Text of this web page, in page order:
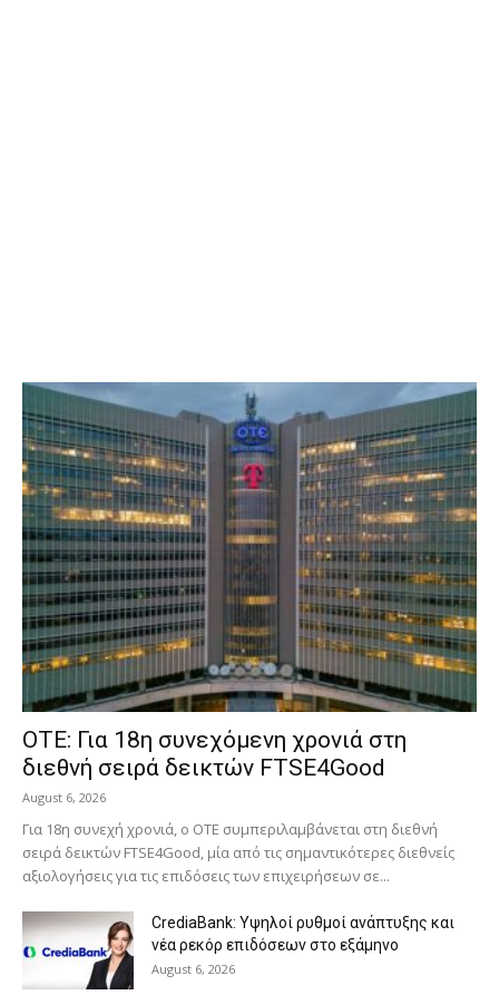
ΟΤΕ: Για 18η συνεχόμενη χρονιά στη
διεθνή σειρά δεικτών FTSE4Good
August 6, 2026
Για 18η συνεχή χρονιά, ο ΟΤΕ συμπεριλαμβάνεται στη διεθνή
σειρά δεικτών FTSE4Good, μία από τις σημαντικότερες διεθνείς
αξιολογήσεις για τις επιδόσεις των επιχειρήσεων σε...
CrediaBank: Υψηλοί ρυθμοί ανάπτυξης και
νέα ρεκόρ επιδόσεων στο εξάμηνο
August 6, 2026